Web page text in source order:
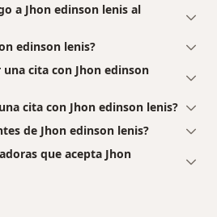
a Jhon edinson lenis al
edinson lenis?
cita con Jhon edinson
cita con Jhon edinson lenis?
de Jhon edinson lenis?
que acepta Jhon